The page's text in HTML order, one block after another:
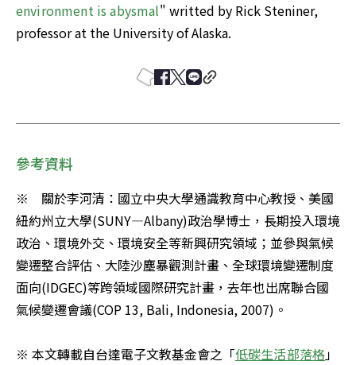
environment is abysmal" writted by Rick Steniner,
professor at the University of Alaska.
參考資料
※　關於李河清：國立中央大學通識教育中心教授、美國
紐約州立大學(SUNY—Albany)政治學博士，長期投入環境
政治、環境外交、環境安全等新興研究領域；並參與氣候
變遷整合評估、大陸沙塵暴觀測計畫、全球環境變遷制度
面向(IDGEC)等跨領域國際研究計畫，去年也出席聯合國
氣候變遷會議(COP 13, Bali, Indonesia, 2007)。
※ 本文轉載自台達電子文教基金會之「低碳生活部落格」